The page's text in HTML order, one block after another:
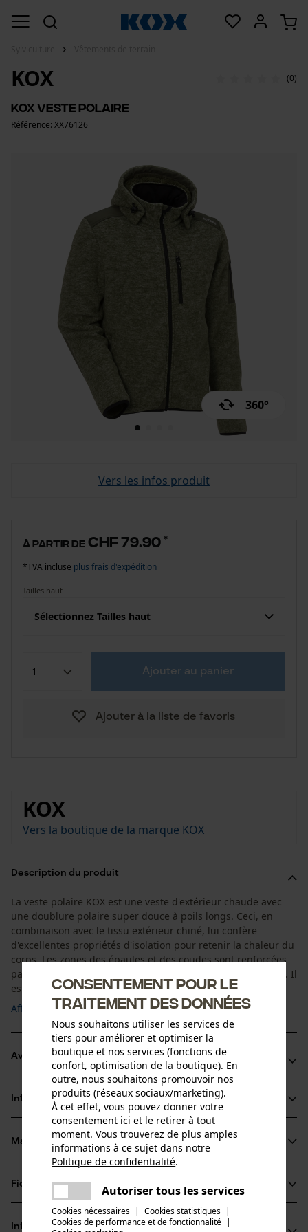
360°
KOX (0)
KOX Veste polaire
Référence: XX76126
Vers les infos produit
à partir de CHF 79.90 *
*TVA incluse plus frais d'expédition
Tailles haut
Sélectionnez Tailles haut
Ajouter au panier
Ajouter à la liste de favoris
KOX
Vers la boutique de la marque KOX
Description du produit
La veste polaire KOX est une veste d'extérieur chaude avec
une doublure polaire super douce à poils longs. Ceci, en
combinaison avec le tissu extérieur chiné, lui confère
d'excellentes propriétés d'isolation pour retenir la chaleur du
corps. Les zones des épaules et des coudes sont renforcées
par une garniture robuste pour une plus grande durabilité. Il
est doté d'un col montant ...
Afficher plus
Avantages du produit
Doublure en polaire doux
Capuche amovible
Épaules et coudes renforcés par une garniture robuste
Informations sur le produit
Détails du produit
Type de manche
manches longues
Matériau & entretien
Type de matériau
Fiches techniques
Fiche de données de sécurité du produit (PDF)
Informations fabricant
Consentement pour le
traitement des données
Nous souhaitons utiliser les services de
tiers pour améliorer et optimiser la
boutique et nos services (fonctions de
confort, optimisation de la boutique). En
outre, nous souhaitons promouvoir nos
produits (réseaux sociaux/marketing).
À cet effet, vous pouvez donner votre
consentement ici et le retirer à tout
moment. Vous trouverez de plus amples
informations à ce sujet dans notre
Politique de confidentialité.
Autoriser tous les services
Cookies nécessaires | Cookies statistiques |
Cookies de performance et de fonctionnalité |
Une erreur s'est produite. Veuillez
essayer encore.
partager
partager
mail